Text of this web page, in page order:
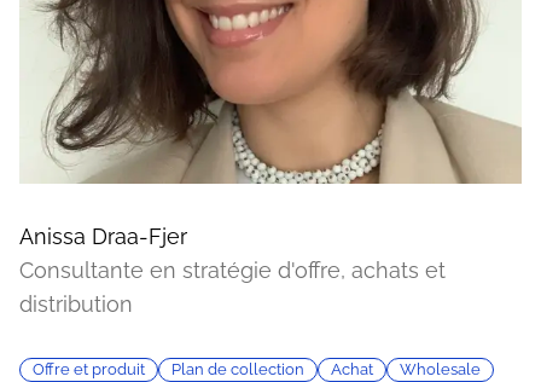
Anissa Draa-Fjer
Consultante en stratégie d'offre, achats et
distribution
Offre et produit Plan de collection Achat
Wholesale